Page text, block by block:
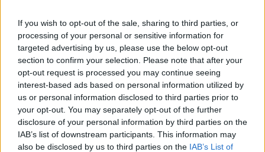
If you wish to opt-out of the sale, sharing to third parties, or
processing of your personal or sensitive information for
targeted advertising by us, please use the below opt-out
section to confirm your selection. Please note that after your
opt-out request is processed you may continue seeing
interest-based ads based on personal information utilized by
us or personal information disclosed to third parties prior to
your opt-out. You may separately opt-out of the further
disclosure of your personal information by third parties on the
IAB’s list of downstream participants. This information may
also be disclosed by us to third parties on the IAB’s List of